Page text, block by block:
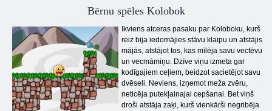
Bērnu spēles Kolobok
Ikviens atceras pasaku par Koloboku, kurš
reiz bija iedomājies stāvu klaipu un atstājis
mājās, atstājot tos, kas mīlēja savu vectēvu
un vecmāmiņu. Dzīve viņu izmeta gar
kodīgajiem ceļiem, beidzot sacietējot savu
dvēseli. Neviens, izņemot meža zvēru,
neticēja putekļainajai cepšanai. Bet viņš
droši atstāja zaķi, kurš vienkārši negribēja